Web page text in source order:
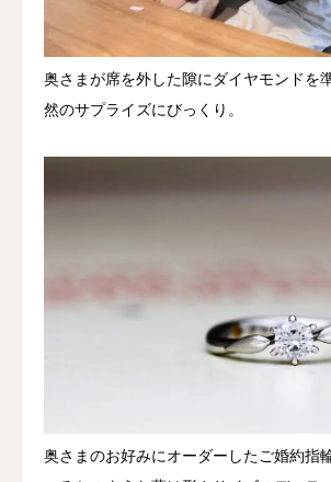
奥さまが席を外した隙にダイヤモンドを
然のサプライズにびっくり。
奥さまのお好みにオーダーしたご婚約指